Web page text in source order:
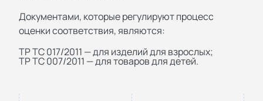
Документами, которые регулируют процесс
оценки соответствия, являются:
ТР ТС 017/2011 — для изделий для взрослых;
ТР ТС 007/2011 — для товаров для детей.